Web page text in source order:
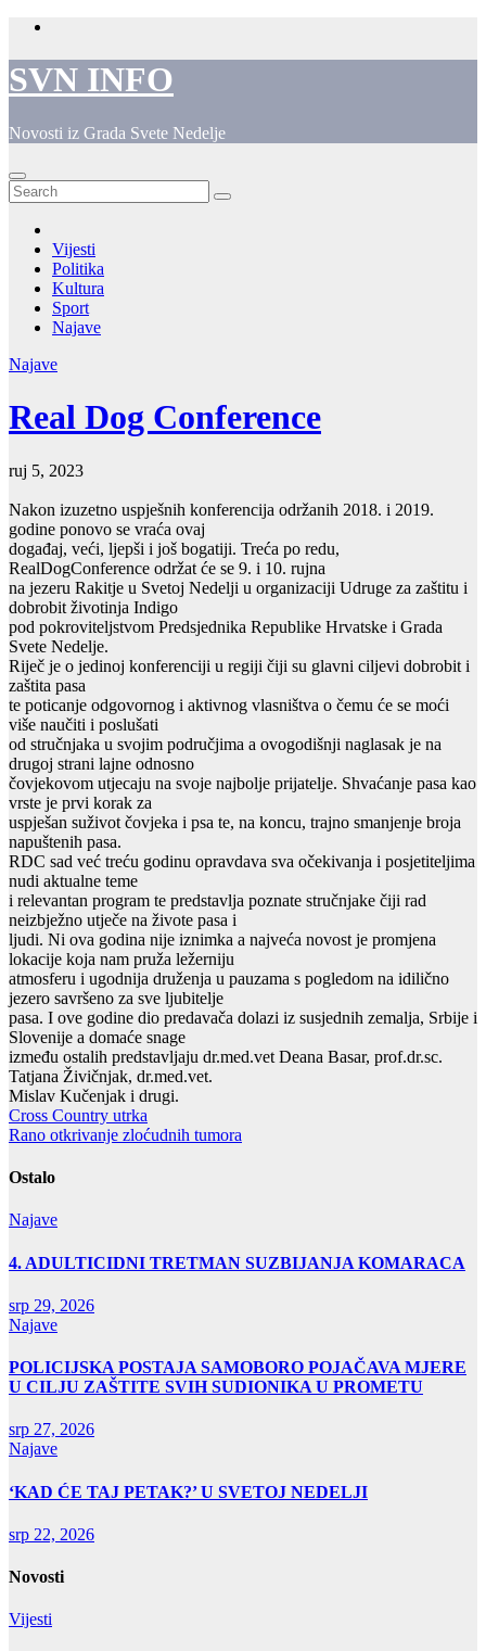
Skip
content
SVN INFO
Novosti iz Grada Svete Nedelje
Vijesti
Politika
Kultura
Sport
Najave
Najave
Real Dog Conference
ruj 5, 2023
Nakon izuzetno uspješnih konferencija održanih 2018. i 2019.
godine ponovo se vraća ovaj
događaj, veći, ljepši i još bogatiji. Treća po redu,
RealDogConference održat će se 9. i 10. rujna
na jezeru Rakitje u Svetoj Nedelji u organizaciji Udruge za zaštitu i
dobrobit životinja Indigo
pod pokroviteljstvom Predsjednika Republike Hrvatske i Grada
Svete Nedelje.
Riječ je o jedinoj konferenciji u regiji čiji su glavni ciljevi dobrobit i
zaštita pasa
te poticanje odgovornog i aktivnog vlasništva o čemu će se moći
više naučiti i poslušati
od stručnjaka u svojim područjima a ovogodišnji naglasak je na
drugoj strani lajne odnosno
čovjekovom utjecaju na svoje najbolje prijatelje. Shvaćanje pasa kao
vrste je prvi korak za
uspješan suživot čovjeka i psa te, na koncu, trajno smanjenje broja
napuštenih pasa.
RDC sad već treću godinu opravdava sva očekivanja i posjetiteljima
nudi aktualne teme
i relevantan program te predstavlja poznate stručnjake čiji rad
neizbježno utječe na živote pasa i
ljudi. Ni ova godina nije iznimka a najveća novost je promjena
lokacije koja nam pruža ležerniju
atmosferu i ugodnija druženja u pauzama s pogledom na idilično
jezero savršeno za sve ljubitelje
pasa. I ove godine dio predavača dolazi iz susjednih zemalja, Srbije i
Slovenije a domaće snage
između ostalih predstavljaju dr.med.vet Deana Basar, prof.dr.sc.
Tatjana Živičnjak, dr.med.vet.
Mislav Kučenjak i drugi.
Navigacija
objava
Cross Country utrka
Rano otkrivanje zloćudnih tumora
Ostalo
Najave
4. ADULTICIDNI TRETMAN SUZBIJANJA KOMARACA
srp 29, 2026
Najave
POLICIJSKA POSTAJA SAMOBORO POJAČAVA MJERE
U CILJU ZAŠTITE SVIH SUDIONIKA U PROMETU
srp 27, 2026
Najave
‘KAD ĆE TAJ PETAK?’ U SVETOJ NEDELJI
srp 22, 2026
Novosti
Vijesti